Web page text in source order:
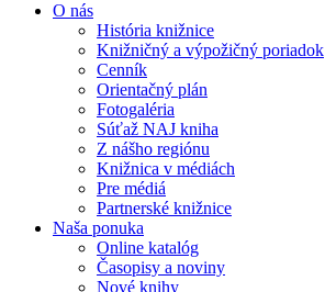
O nás
História knižnice
Knižničný a výpožičný poriadok
Cenník
Orientačný plán
Fotogaléria
Súťaž NAJ kniha
Z nášho regiónu
Knižnica v médiách
Pre médiá
Partnerské knižnice
Naša ponuka
Online katalóg
Časopisy a noviny
Nové knihy